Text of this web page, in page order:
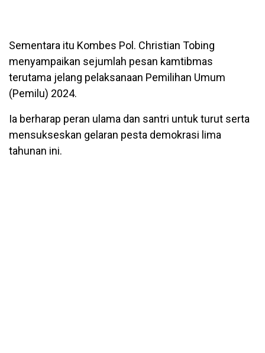
Sementara itu Kombes Pol. Christian Tobing
menyampaikan sejumlah pesan kamtibmas
terutama jelang pelaksanaan Pemilihan Umum
(Pemilu) 2024.
Ia berharap peran ulama dan santri untuk turut serta
mensukseskan gelaran pesta demokrasi lima
tahunan ini.